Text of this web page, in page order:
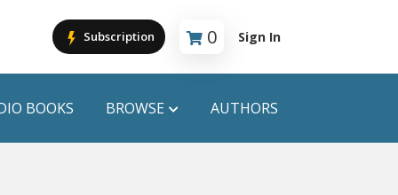
Subscription 0
Cart is empty
Sign In
BOOKS BROWSE AUTHORS